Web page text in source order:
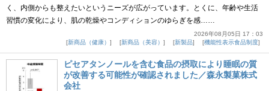
く、内側からも整えたいというニーズが広がっています。とくに、年齢や生活
習慣の変化により、肌の乾燥やコンディションのゆらぎを感……
2026年08月05日 17：03
新商品（健康）
新商品（美容） 新製品 機能性表示食品制度
ピセアタンノールを含む食品の摂取により睡眠の質
が改善する可能性が確認されました／森永製菓株式
会社